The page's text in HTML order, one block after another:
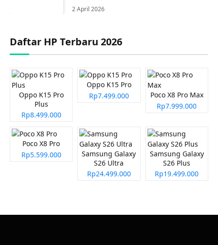
2 April 2026
Daftar HP Terbaru 2026
Oppo K15 Pro
Plus
Rp8.499.000
Oppo K15 Pro
Rp7.499.000
Poco X8 Pro Max
Rp7.999.000
Poco X8 Pro
Rp5.599.000
Samsung Galaxy
S26 Ultra
Rp24.499.000
Samsung Galaxy
S26 Plus
Rp19.499.000